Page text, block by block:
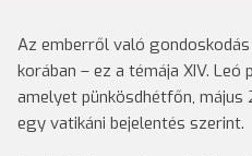
Az emberről való
korában – ez a témája XIV. Leó
amelyet pünkösdhétfőn,
egy vatikáni bejelentés szerint.